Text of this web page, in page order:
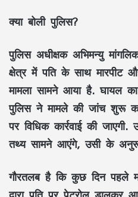
क्या बोली पुलिस?
पुलिस अधीक्षक अभिमन्यु
क्षेत्र में पति के साथ
मामला सामने आया है. घायल
पुलिस ने मामले की जांच शुरू
पर विधिक कार्रवाई की
तथ्य सामने आएंगे, उसी के अनुरूप
गौरतलब है कि कुछ दिन पहले